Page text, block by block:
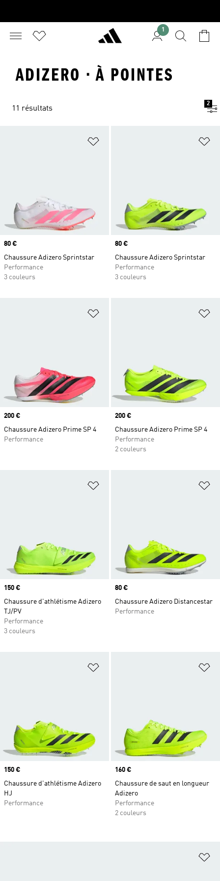
1
ADIZERO · À POINTES
11 résultats
2
Ajouter à la Liste de produits
Prix
80 €
Chaussure Adizero Sprintstar
Performance
3 couleurs
Prix
80 €
Chaussure Adizero Sprintstar
Performance
3 couleurs
Ajouter à la Liste de produits
Prix
200 €
Chaussure Adizero Prime SP 4
Performance
Prix
200 €
Chaussure Adizero Prime SP 4
Performance
2 couleurs
Ajouter à la Liste de produits
Prix
150 €
Chaussure d'athlétisme Adizero
TJ/PV
Performance
3 couleurs
Prix
80 €
Chaussure Adizero Distancestar
Performance
Ajouter à la Liste de produits
Prix
150 €
Chaussure d'athlétisme Adizero
HJ
Performance
Prix
160 €
Chaussure de saut en longueur
Adizero
Performance
2 couleurs